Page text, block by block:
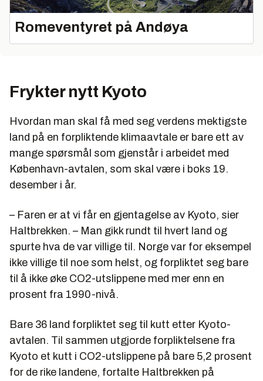
Romeventyret på Andøya
Frykter nytt Kyoto
Hvordan man skal få med seg verdens mektigste
land på en forpliktende klimaavtale er bare ett av
mange spørsmål som gjenstår i arbeidet med
København-avtalen, som skal være i boks 19.
desember i år.
– Faren er at vi får en gjentagelse av Kyoto, sier
Haltbrekken. – Man gikk rundt til hvert land og
spurte hva de var villige til. Norge var for eksempel
ikke villige til noe som helst, og forpliktet seg bare
til å ikke øke CO2-utslippene med mer enn en
prosent fra 1990-nivå.
Bare 36 land forpliktet seg til kutt etter Kyoto-
avtalen. Til sammen utgjorde forpliktelsene fra
Kyoto et kutt i CO2-utslippene på bare 5,2 prosent
for de rike landene, fortalte Haltbrekken på